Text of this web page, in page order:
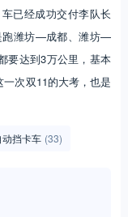
已经成功交付李队长
跑潍坊—成都、潍坊—
要达到3万公里，基本
次双11的大考，也是
动挡卡车 (33)